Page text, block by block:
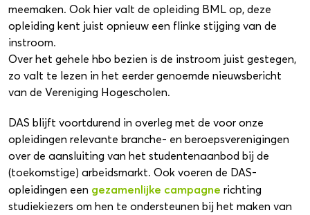
meemaken. Ook hier valt de opleiding BML op, deze
opleiding kent juist opnieuw een flinke stijging van de
instroom.
Over het gehele hbo bezien is de instroom juist gestegen,
zo valt te lezen in het eerder genoemde nieuwsbericht
van de Vereniging Hogescholen.
DAS blijft voortdurend in overleg met de voor onze
opleidingen relevante branche- en beroepsverenigingen
over de aansluiting van het studentenaanbod bij de
(toekomstige) arbeidsmarkt. Ook voeren de DAS-
opleidingen een gezamenlijke campagne richting
studiekiezers om hen te ondersteunen bij het maken van